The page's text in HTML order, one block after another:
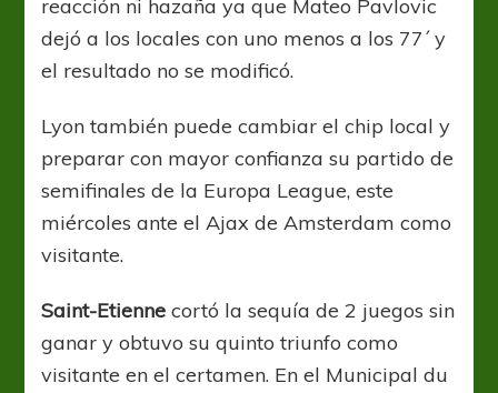
reacción ni hazaña ya que Mateo Pavlovic
dejó a los locales con uno menos a los 77´ y
el resultado no se modificó.
Lyon también puede cambiar el chip local y
preparar con mayor confianza su partido de
semifinales de la Europa League, este
miércoles ante el Ajax de Amsterdam como
visitante.
Saint-Etienne cortó la sequía de 2 juegos sin
ganar y obtuvo su quinto triunfo como
visitante en el certamen. En el Municipal du